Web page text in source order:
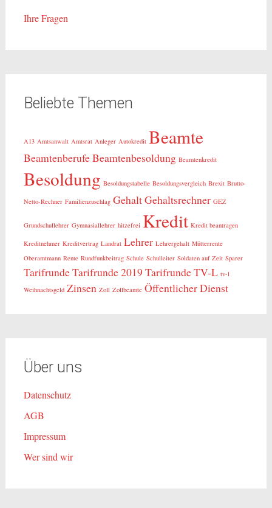
Ihre Fragen
Beliebte Themen
A13 Amtsanwalt Amtsrat Anleger Autokredit Beamte
BeamtenberufeBeamtenbesoldung Beamtenkredit
Besoldung Besoldungstabelle Besoldungsvergleich Brexit Brutto-
Netto-Rechner Familienzuschlag GehaltGehaltsrechner GEZ
Grundschullehrer Gymnasiallehrer hitzefrei Kredit Kredit beantragen
Kreditnehmer Kreditvertrag Landrat Lehrer Lehrergehalt Mütterrente
Oberamtmann Rente Rundfunkbeitrag Schule Schulleiter Soldaten auf Zeit Sparer
TarifrundeTarifrunde 2019 Tarifrunde TV-L tv-l
Weihnachtsgeld Zinsen Zoll Zollbeamte Öffentlicher Dienst
Über uns
Datenschutz
AGB
Impressum
Wer sind wir